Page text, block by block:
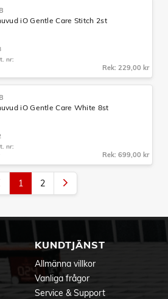
iO Gentle Care Stitch 2st
nr:
Rek: 229,00 kr
iO Gentle Care White 8st
nr:
Rek: 699,00 kr
1 2
KUNDTJÄNST
Allmänna villkor
Vanliga frågor
Service & Support